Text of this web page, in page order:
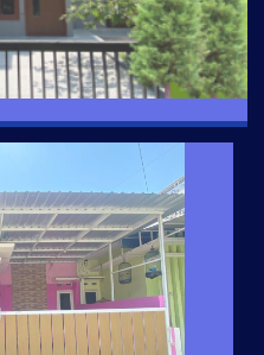
Konsep Rumah Pintar
mengakses rumahnya